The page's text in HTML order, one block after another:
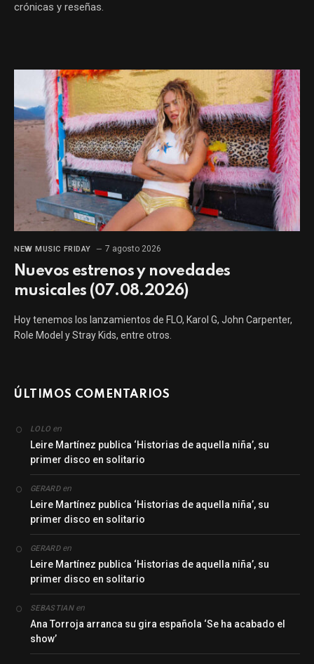
crónicas y reseñas.
NEW MUSIC FRIDAY 7 agosto 2026
Nuevos estrenos y novedades
musicales (07.08.2026)
Hoy tenemos los lanzamientos de FLO, Karol G, John Carpenter,
Role Model y Stray Kids, entre otros.
ÚLTIMOS COMENTARIOS
LOLO en
Leire Martínez publica ‘Historias de aquella niña’, su
primer disco en solitario
GERARDen
Leire Martínez publica ‘Historias de aquella niña’, su
primer disco en solitario
GERARDen
Leire Martínez publica ‘Historias de aquella niña’, su
primer disco en solitario
SEBASTIANen
Ana Torroja arranca su gira española ‘Se ha acabado el
show’